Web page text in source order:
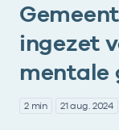
ingezet
mentale
2 min 21 aug. 2024